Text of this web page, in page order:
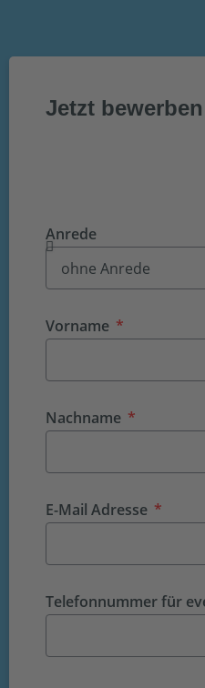
Jetzt bewerben
Anrede
Vorname
Nachname
E-Mail Adresse
Telefonnummer für